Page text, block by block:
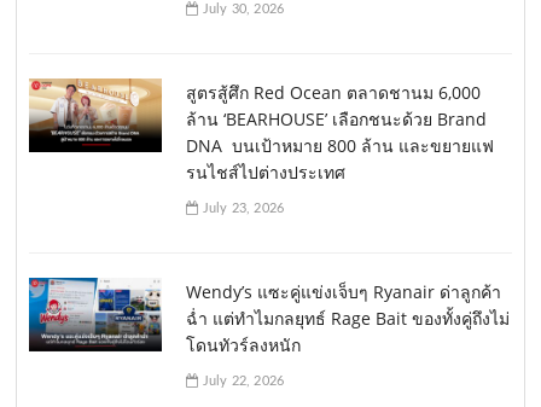
July 30, 2026
สูตรสู้ศึก Red Ocean ตลาดชานม 6,000
ล้าน ‘BEARHOUSE’ เลือกชนะด้วย Brand
DNA บนเป้าหมาย 800 ล้าน และขยายแฟ
รนไชส์ไปต่างประเทศ
July 23, 2026
Wendy’s แซะคู่แข่งเจ็บๆ Ryanair ด่าลูกค้า
ฉ่ำ แต่ทำไมกลยุทธ์ Rage Bait ของทั้งคู่ถึงไม่
โดนทัวร์ลงหนัก
July 22, 2026